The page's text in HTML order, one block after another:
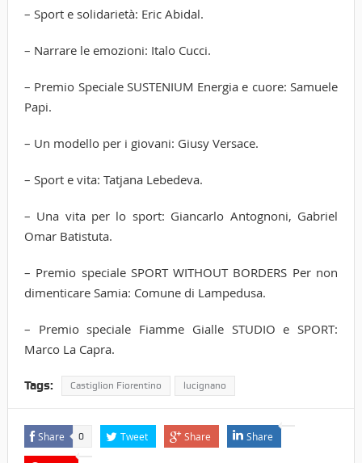
– Sport e solidarietà: Eric Abidal.
– Narrare le emozioni: Italo Cucci.
– Premio Speciale SUSTENIUM Energia e cuore: Samuele
Papi.
– Un modello per i giovani: Giusy Versace.
– Sport e vita: Tatjana Lebedeva.
– Una vita per lo sport: Giancarlo Antognoni, Gabriel
Omar Batistuta.
– Premio speciale SPORT WITHOUT BORDERS Per non
dimenticare Samia: Comune di Lampedusa.
– Premio speciale Fiamme Gialle STUDIO e SPORT:
Marco La Capra.
Tags: Castiglion Fiorentino lucignano
Share 0 Tweet Share Share